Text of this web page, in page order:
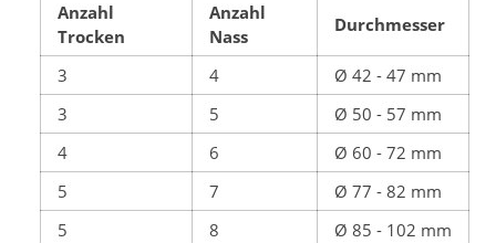
Anzahl
Trocken
Anzahl
Nass
Durchmesser
3 4
Ø 42 - 47 mm
3
5
Ø 50 - 57 mm
4
6
Ø 60 - 72 mm
5
7
Ø 77 - 82 mm
5
8 Ø 85 - 102 mm